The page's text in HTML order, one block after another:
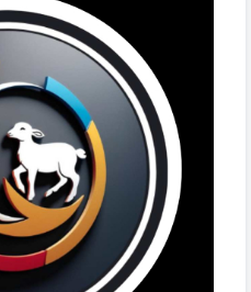
kliknout na Zprávy a
pro komunikaci s
nové možnosti